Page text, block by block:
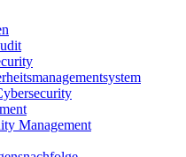
Management